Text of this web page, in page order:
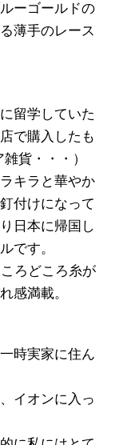
ーゴールドの
薄手のレース
留学していた
で購入したも
貨・・・）
キラと華やか
付けになって
日本に帰国し
です。
ろどころ糸が
感満載。
時実家に住ん
イオンに入っ